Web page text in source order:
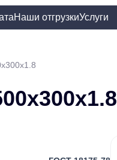
Наши отгрузкиУслуги